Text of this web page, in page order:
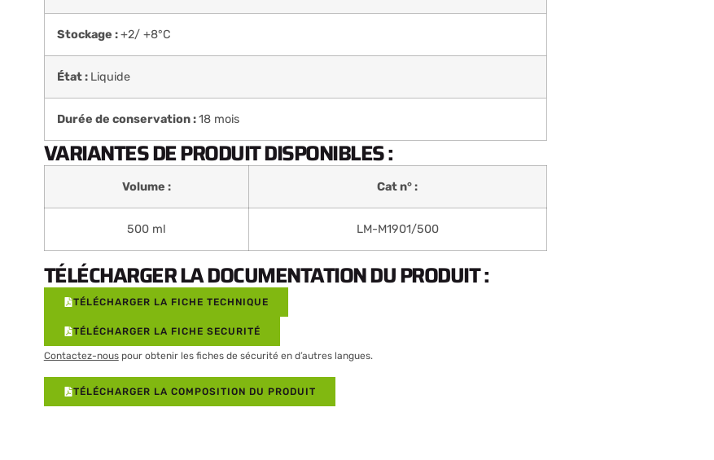
Stockage :+2/ +8°C
État : Liquide
Durée de conservation :18 mois
VARIANTES DE PRODUIT DISPONIBLES :
Volume : Cat n° :
500 ml LM-M1901/500
TÉLÉCHARGER LA DOCUMENTATION DU PRODUIT :
TÉLÉCHARGER LA FICHE TECHNIQUE
TÉLÉCHARGER LA FICHE SECURITÉ
Contactez-nouspour obtenir les fiches de sécurité en d’autres langues.
TÉLÉCHARGER LA COMPOSITION DU PRODUIT